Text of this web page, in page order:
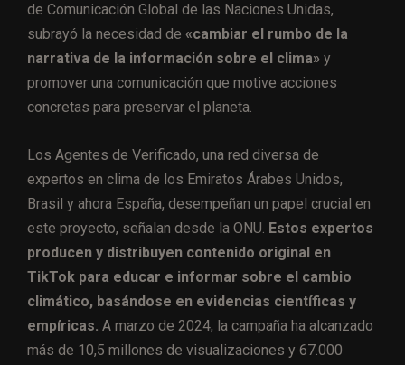
de Comunicación Global de las Naciones Unidas,
subrayó la necesidad de «cambiar el rumbo de la
narrativa de la información sobre el clima» y
promover una comunicación que motive acciones
concretas para preservar el planeta.
Los Agentes de Verificado, una red diversa de
expertos en clima de los Emiratos Árabes Unidos,
Brasil y ahora España, desempeñan un papel crucial en
este proyecto, señalan desde la ONU. Estos expertos
producen y distribuyen contenido original en
TikTok para educar e informar sobre el cambio
climático, basándose en evidencias científicas y
empíricas. A marzo de 2024, la campaña ha alcanzado
más de 10,5 millones de visualizaciones y 67.000